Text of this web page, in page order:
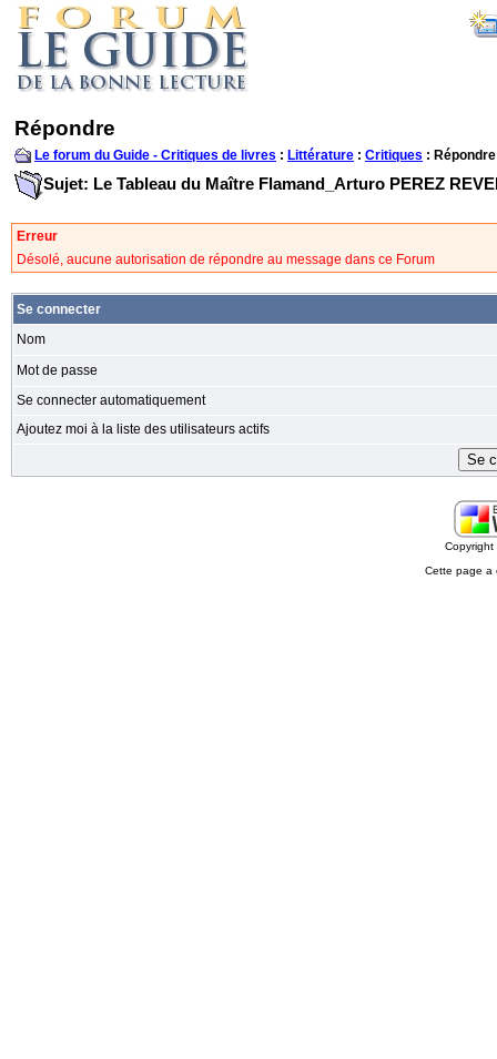
Répondre
Le forum du Guide - Critiques de livres : Littérature : Critiques : Répondre
Sujet: Le Tableau du Maître Flamand_Arturo PEREZ
Erreur
Désolé, aucune autorisation de répondre au message dans ce Forum
Se connecter
Nom
Mot de passe
Se connecter automatiquement
Ajoutez moi à la liste des utilisateurs actifs
Cette page a